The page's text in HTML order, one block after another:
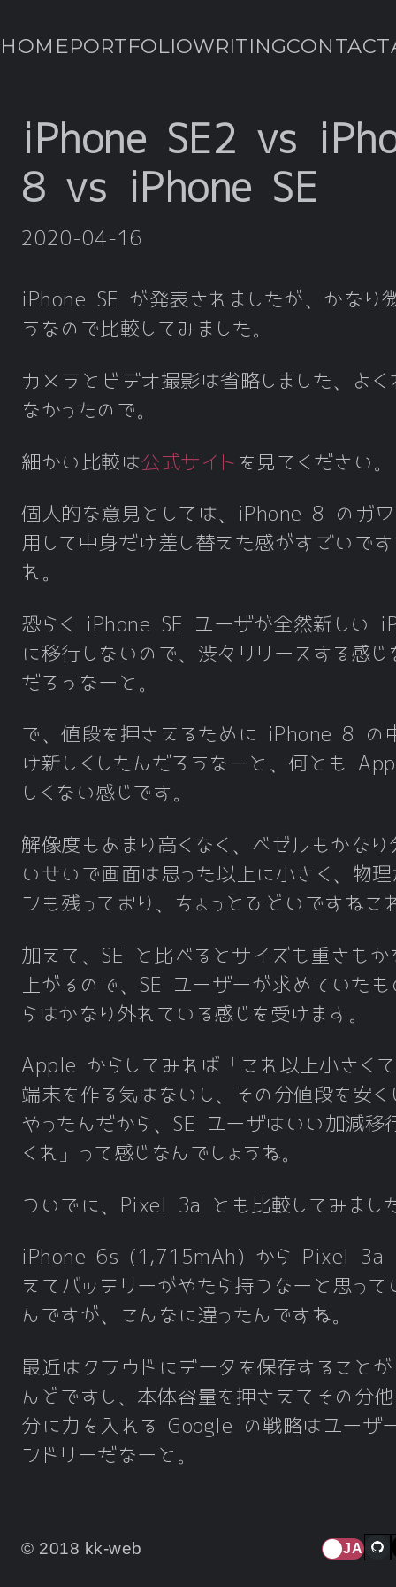
HOMEPORTFOLIOWRITINGCONTACT
iPhone SE2 vs
8 vs iPhone SE
2020-04-16
iPhone SE が発表されましたが、かなり
うなので比較してみました。
iPhone SE2
色
赤
容量
64GB
256GB
サイズ
(高さ × 幅 × 厚さ)
138.4mm
重量 148g
ディスプレイ
解像度
1,334 ピクセル
× 750 ピクセル
326ppi
RAM 2GB? 3GB?
バッテリー 1,821mAh?
税別価格
44,800 円
49,800 円
60,800 円
カメラとビデオ撮影は省略しました、よく
なかったので。
細かい比較は公式サイト を見てください。
個人的な意見としては、iPhone 8 のガ
用して中身だけ差し替えた感がすごいで
れ。
恐らく iPhone SE ユーザが全然新しい
に移行しないので、渋々リリースする感じ
だろうなーと。
で、値段を押さえるために iPhone 8 の
け新しくしたんだろうなーと、何とも
しくない感じです。
解像度もあまり高くなく、ベゼルもかなり
いせいで画面は思った以上に小さく、物
ンも残っており、ちょっとひどいですねこ
加えて、SE と比べるとサイズも重さもか
上がるので、SE ユーザーが求めていたも
らはかなり外れている感じを受けます。
Apple からしてみれば「これ以上小さく
端末を作る気はないし、その分値段を安く
やったんだから、SE ユーザはいい加減移
くれ」って感じなんでしょうね。
ついでに、Pixel 3a とも比較してみまし
iPhone SE2
ブラック
ホワイト
容量
64GB
128GB
(高さ × 幅 × 厚さ)
× 7.3mm
iPhone 6s (1,715mAh) から Pixel 3a
えてバッテリーがやたら持つなーと思って
んですが、こんなに違ったんですね。
最近はクラウドにデータを保存すること
んどですし、本体容量を押さえてその分
分に力を入れる Google の戦略はユーザ
ンドリーだなーと。
© 2018 kk-web JA